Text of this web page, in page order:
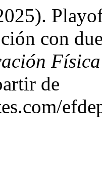
con
de